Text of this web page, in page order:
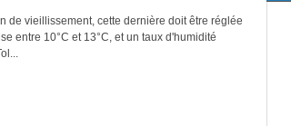
de vieillissement, cette dernière doit être réglée
entre 10°C et 13°C, et un taux d'humidité